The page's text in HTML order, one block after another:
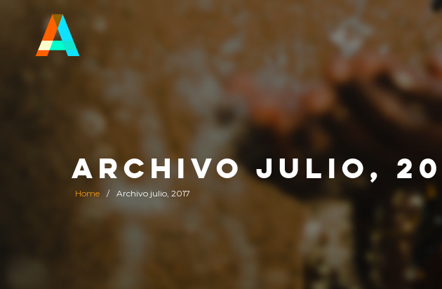
ARCHIVO JULIO,
Home / Archivo julio, 2017